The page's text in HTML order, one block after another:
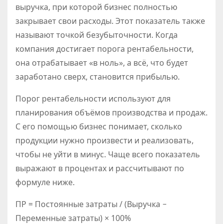
выручка, при которой бизнес полностью
закрывает свои расходы. Этот показатель также
называют точкой безубыточности. Когда
компания достигает порога рентабельности,
она отрабатывает «в ноль», а всё, что будет
заработано сверх, становится прибылью.
Порог рентабельности используют для
планирования объёмов производства и продаж.
С его помощью бизнес понимает, сколько
продукции нужно произвести и реализовать,
чтобы не уйти в минус. Чаще всего показатель
выражают в процентах и рассчитывают по
формуле ниже.
ПР = Постоянные затраты / (Выручка −
Переменные затраты) × 100%